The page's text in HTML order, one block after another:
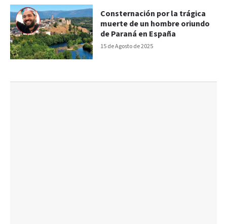
15 de Agosto de 2025
Consternación por la trágica
muerte de un hombre oriundo
de Paraná en España